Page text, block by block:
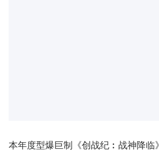
本年度型爆巨制《创战纪︰战神降临